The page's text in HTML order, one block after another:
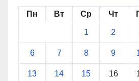
Пн Вт Ср Чт
1 2
6 7 8 9
13 14 15 16